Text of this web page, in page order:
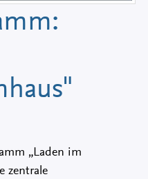
„Laden im
zentrale